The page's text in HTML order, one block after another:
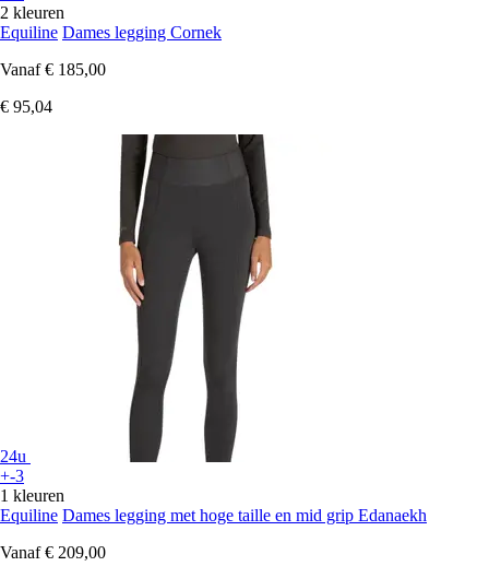
2 kleuren
Equiline Dames legging Cornek
Vanaf € 185,00
€ 95,04
24u
+-3
1 kleuren
Equiline Dames legging met hoge taille en mid grip Edanaekh
Vanaf € 209,00